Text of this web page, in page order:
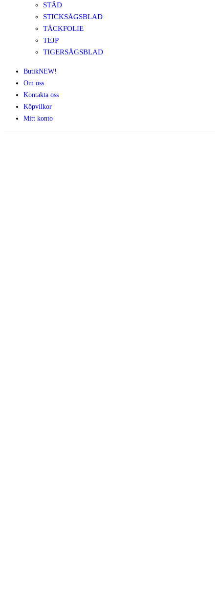
STÄD
STICKSÅGSBLAD
TÄCKFOLIE
TEJP
TIGERSÅGSBLAD
ButikNEW!
Om oss
Kontakta oss
Köpvilkor
Mitt konto